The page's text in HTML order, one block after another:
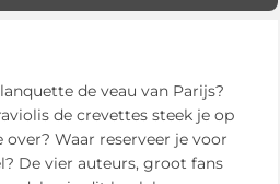
de veau van Parijs?
de crevettes steek je op
over? Waar reserveer je voor
De vier auteurs, groot fans